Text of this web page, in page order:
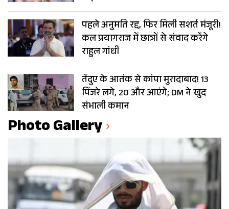
पहले अनुमति रद्द, फिर मिली सशर्त मंजूरी!
कल प्रयागराज में छात्रों से संवाद करेंगे
राहुल गांधी
तेंदुए के आतंक से कांपा मुरादाबाद! 13
पिंजरे लगे, 20 और आएंगे; DM ने खुद
संभाली कमान
Photo Gallery